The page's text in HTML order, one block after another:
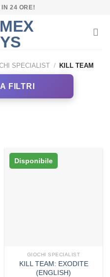
IN 24 ORE!
SPECIALIST / KILL TEAM
FILTRI
Disponibile
GIOCHI SPECIALIST
KILL TEAM: EXODITE
(ENGLISH)